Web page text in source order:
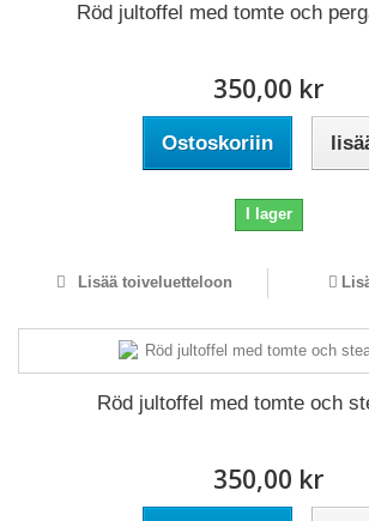
Röd jultoffel med tomte och
350,00 kr
Ostoskoriin
I lager
Lisää toiveluetteloon
Röd jultoffel med tomte och
350,00 kr